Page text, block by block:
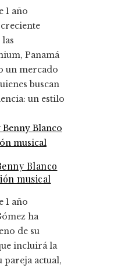
1 año
Panamá
un mercado
buscan
un estilo
Blanco
musical
1 año
ha
de su
incluirá la
pareja actual,